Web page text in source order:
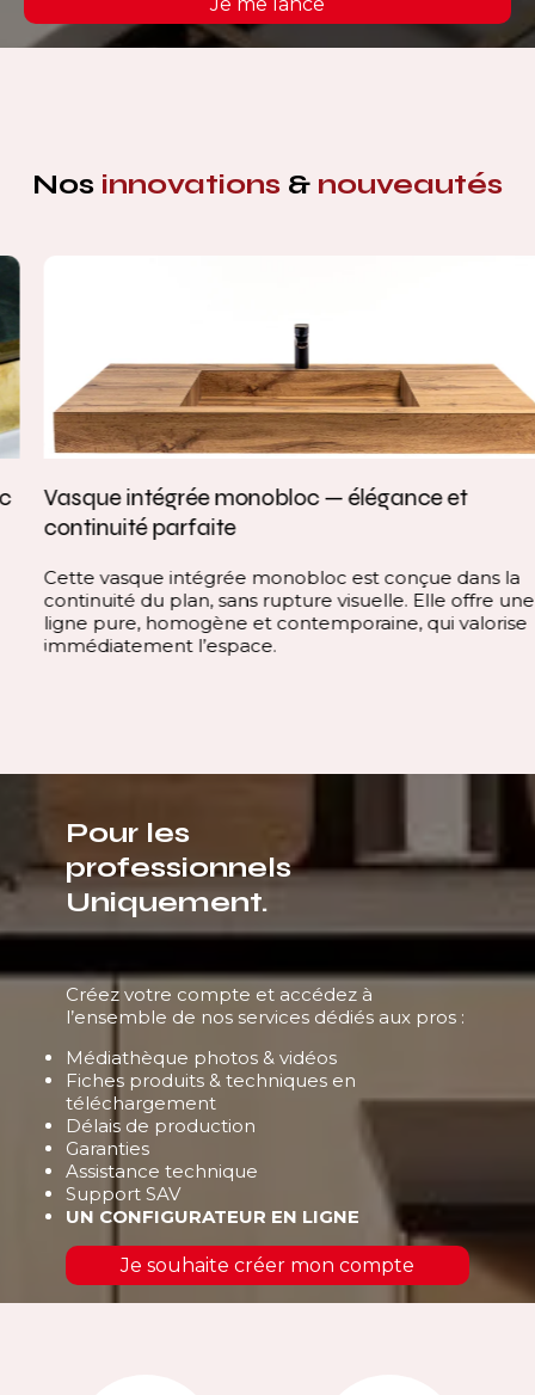
Je me lance
Nos innovations & nouveautés
Vasque intégrée monobloc — élégance et
continuité parfaite
Cette vasque intégrée monobloc est conçue dans la
continuité du plan, sans rupture visuelle. Elle offre une
ligne pure, homogène et contemporaine, qui valorise
immédiatement l’espace.
Pour les
professionnels
Uniquement.
Créez votre compte et accédez à
l’ensemble de nos services dédiés aux pros :
Médiathèque photos & vidéos
Fiches produits & techniques en
téléchargement
Délais de production
Garanties
Assistance technique
Support SAV
UN CONFIGURATEUR EN LIGNE
Je souhaite créer mon compte